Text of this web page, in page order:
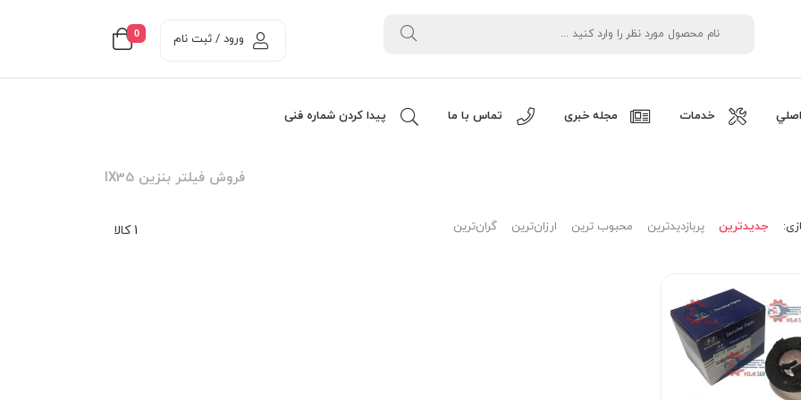
0 ورود / ثبت نام
خدمات مجله خبری تماس با ما پیدا کردن شماره فنی
فروش فيلتر بنزين IX35
1 کالا جدیدترین پربازدیدترین محبوب ترین ارزان‌ترین گران‌ترین